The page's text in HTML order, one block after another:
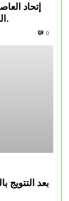
إتحاد
الكونفيدرالية الإفريقية الموسم القادم.
0
بعد التتويج